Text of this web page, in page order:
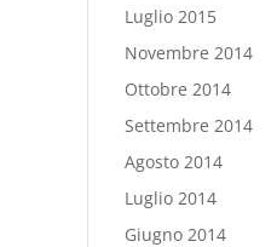
Luglio 2015
Novembre 2014
Ottobre 2014
Settembre 2014
Agosto 2014
Luglio 2014
Giugno 2014